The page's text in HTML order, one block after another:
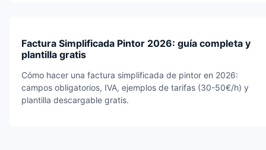
Factura Simplificada Pintor 2026: guía completa y
plantilla gratis
Cómo hacer una factura simplificada de pintor en 2026:
campos obligatorios, IVA, ejemplos de tarifas (30-50€/h) y
plantilla descargable gratis.